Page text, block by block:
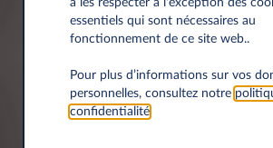
Adresse
à les respecter à l'exception des
essentiels qui sont nécessaires au
fonctionnement de ce site web..
Pour plus d’informations sur vos
personnelles, consultez notre
confidentialité.